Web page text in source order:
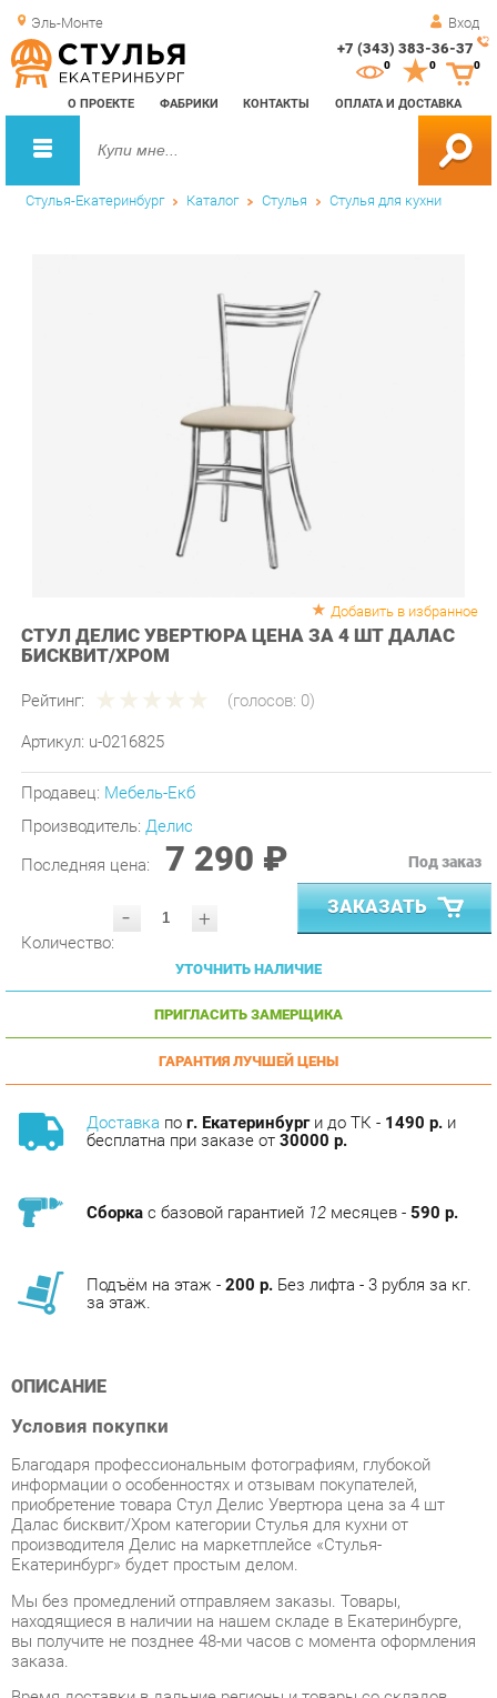
Эль-Монте Вход
+7 (343) 383-36-37
О ПРОЕКТЕ ФАБРИКИ КОНТАКТЫ ОПЛАТА И ДОСТАВКА
0 0
Стулья-Екатеринбург Каталог Стулья Стулья для кухни
СТУЛ ДЕЛИС УВЕРТЮРА ЦЕНА ЗА 4 ШТ ДАЛАС
БИСКВИТ/ХРОМ
Артикул: u-0216825
Производитель:Делис
Последняя цена: 7 290 ₽
- ЗАКАЗАТЬ
УТОЧНИТЬ НАЛИЧИЕ
ПРИГЛАСИТЬ ЗАМЕРЩИКА
ГАРАНТИЯ ЛУЧШЕЙ ЦЕНЫ
информации о особенностях и отзывам покупателей,
Далас бисквит/Хром категории Стулья для кухни от
производителя Делис на маркетплейсе «Стулья-
Екатеринбург» будет простым делом.
Мы без промедлений отправляем заказы. Товары,
находящиеся в наличии на нашем складе в Екатеринбурге,
вы получите не позднее 48-ми часов с момента оформления
заказа.
Время доставки в дальние регионы и товары со складов
производителей требуют индивидуального учета. Вы можете
уточнить все детали - наличие, сроки и стоимость доставки,
обратившись к нам через форму